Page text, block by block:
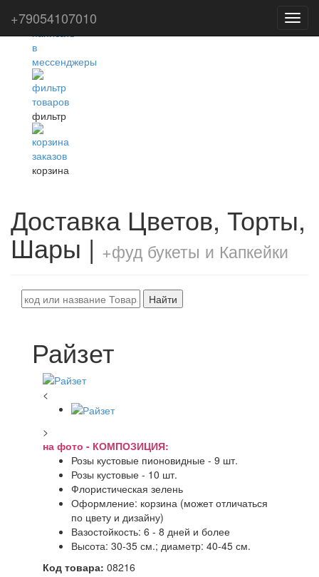
фильтр
корзина
Доставка Цветов, Торты,
Шары | +фуд букеты и Капкейки
Найти
Райзет
<
>
на фото - КОМПОЗИЦИЯ:
Розы кустовые пионовидные - 9 шт.
Розы кустовые - 10 шт.
Флористическая зелень
Оформление: корзина (может отличаться
по цвету и дизайну)
Вазостойкость: 6 - 8 дней и более
Высота: 30-35 см.; диаметр: 40-45 см.
Код товара: 08216
+79054107010